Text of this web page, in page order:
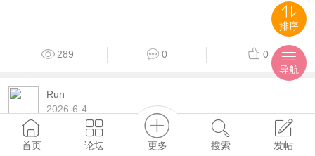
289 0 0
Run
2026-6-4
妖股牛牛副图 +无未来函数+ 选
首页 论坛 更多 搜索 发帖
排序
导航